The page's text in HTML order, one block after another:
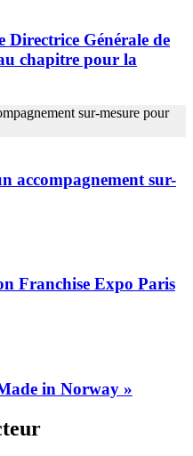
Générale de
chapitre pour la
accompagnement sur-
Franchise Expo Paris
in Norway »